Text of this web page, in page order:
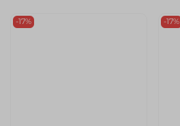
-17% -17%